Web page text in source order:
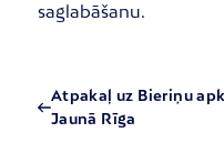
saglabāšanu.
Atpakaļ uz Bieriņu
Jaunā Rīga